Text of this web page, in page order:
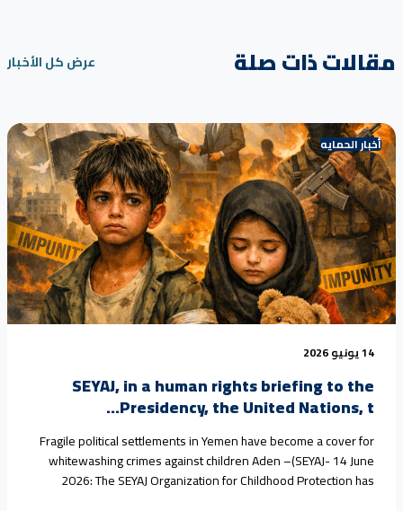
مقالات ذات صلة عرض كل الأخبار
أخبار الحمايه
14 يونيو 2026
SEYAJ, in a human rights briefing to the
Presidency, the United Nations, t...
Fragile political settlements in Yemen have become a cover for
whitewashing crimes against children Aden –(SEYAJ- 14 June
2026: The SEYAJ Organization for Childhood Protection has